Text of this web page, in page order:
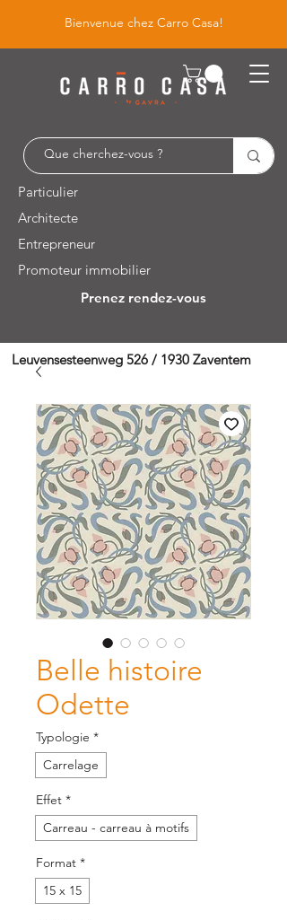
Bienvenue chez Carro Casa!
Particulier
Architecte
Entrepreneur
Promoteur immobilier
Prenez rendez-vous
Leuvensesteenweg 526 / 1930 Zaventem
Belle histoire
Odette
Typologie *
Carrelage
Effet *
Carreau - carreau à motifs
Format *
15 x 15